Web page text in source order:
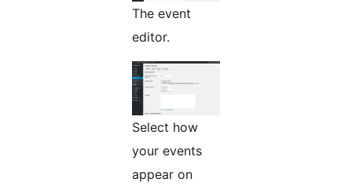
The event
editor.
Select how
your events
appear on